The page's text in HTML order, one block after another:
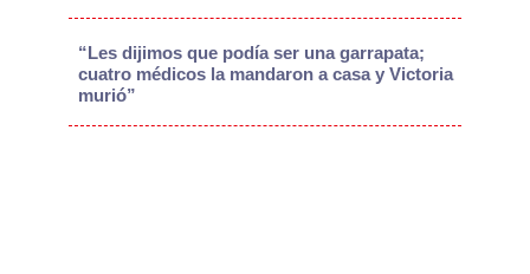
“Les dijimos que podía ser una garrapata;
cuatro médicos la mandaron a casa y Victoria
murió”